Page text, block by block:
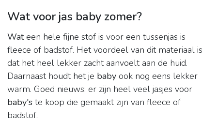
Wat voor jas baby zomer?
Wateen hele fijne stof is voor een tussenjas is
fleece of badstof. Het voordeel van dit materiaal is
dat het heel lekker zacht aanvoelt aan de huid.
Daarnaast houdt het je baby ook nog eens lekker
warm. Goed nieuws: er zijn heel veel jasjes voor
baby's te koop die gemaakt zijn van fleece of
badstof.